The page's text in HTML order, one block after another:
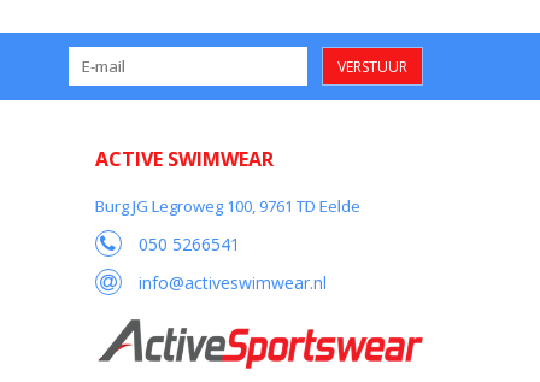
VERSTUUR
ACTIVE SWIMWEAR
Burg JG Legroweg 100, 9761 TD Eelde
050 5266541
info@activeswimwear.nl